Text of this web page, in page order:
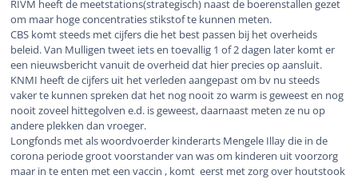
RIVM heeft de meetstations(strategisch) naast de boerenstallen gezet
om maar hoge concentraties stikstof te kunnen meten.
CBS komt steeds met cijfers die het best passen bij het overheids
beleid. Van Mulligen tweet iets en toevallig 1 of 2 dagen later komt er
een nieuwsbericht vanuit de overheid dat hier precies op aansluit.
KNMI heeft de cijfers uit het verleden aangepast om bv nu steeds
vaker te kunnen spreken dat het nog nooit zo warm is geweest en nog
nooit zoveel hittegolven e.d. is geweest, daarnaast meten ze nu op
andere plekken dan vroeger.
Longfonds met als woordvoerder kinderarts Mengele Illay die in de
corona periode groot voorstander van was om kinderen uit voorzorg
maar in te enten met een vaccin , komt eerst met zorg over houtstook